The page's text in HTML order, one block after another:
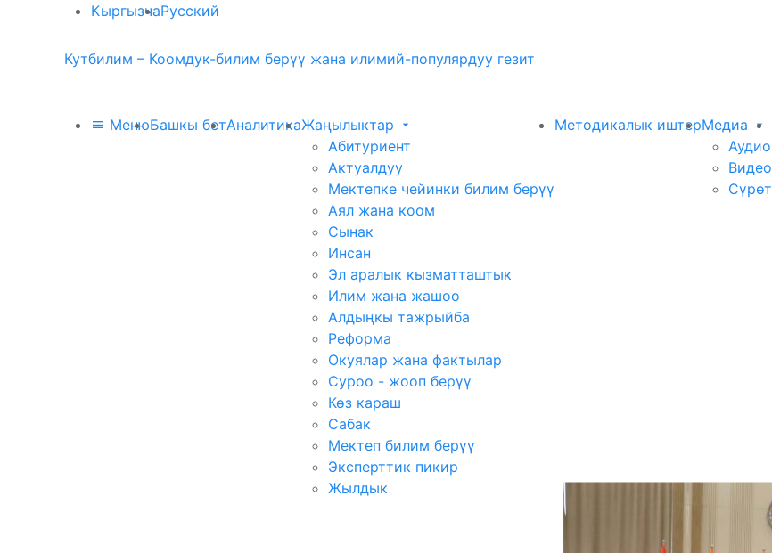
КыргызчаРусский
Кутбилим – Коомдук-билим берүү жана илимий-популярдуу гезит
МенюБашкы бетАналитикаЖаңылыктар
Абитуриент
Актуалдуу
Мектепке чейинки билим берүү
Аял жана коом
Сынак
Инсан
Эл аралык кызматташтык
Илим жана жашоо
Алдыңкы тажрыйба
Реформа
Окуялар жана фактылар
Суроо - жооп берүү
Көз караш
Сабак
Мектеп билим берүү
Эксперттик пикир
Жылдык
Методикалык иштерМедиа
Аудио
Видео
Сүрөт